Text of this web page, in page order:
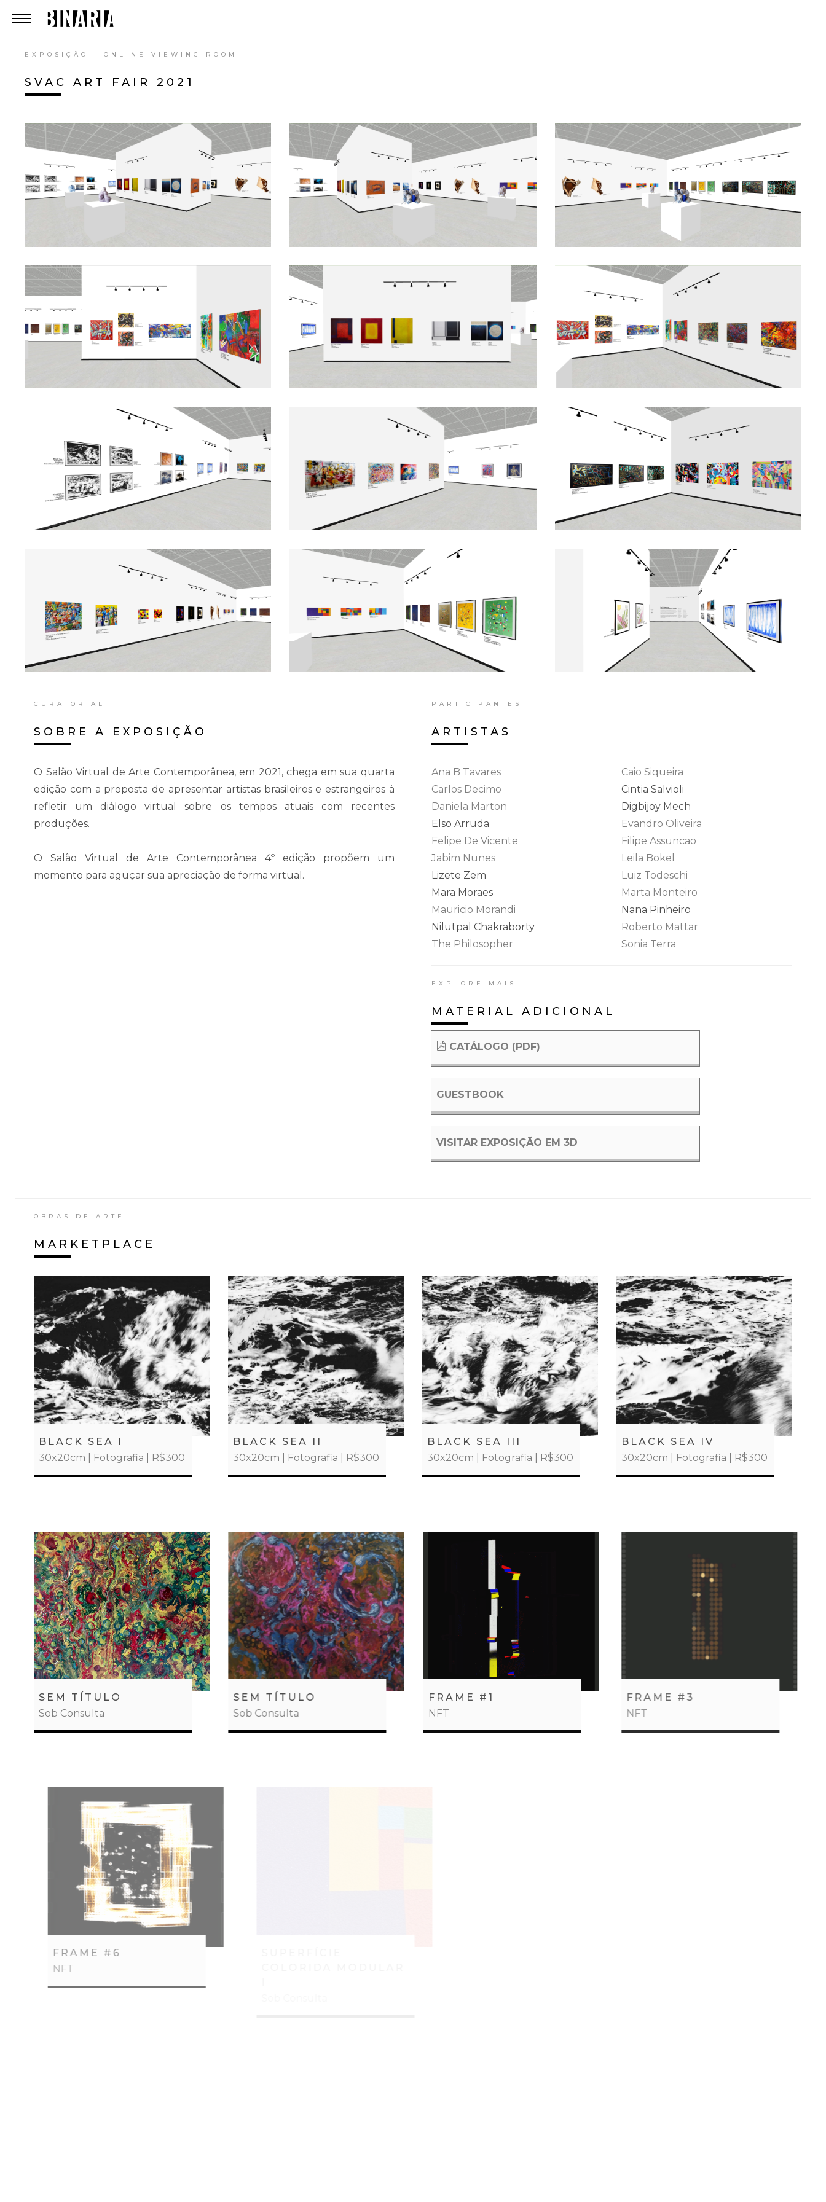
EXPOSIÇÃO - ONLINE VIEWING ROOM
SVAC ART FAIR 2021
CURATORIAL
SOBRE A EXPOSIÇÃO
O Salão Virtual de Arte Contemporânea, em 2021, chega em sua quarta
edição com a proposta de apresentar artistas brasileiros e estrangeiros à
refletir um diálogo virtual sobre os tempos atuais com recentes
produções.
O Salão Virtual de Arte Contemporânea 4º edição propõem um
momento para aguçar sua apreciação de forma virtual.
PARTICIPANTES
ARTISTAS
Ana B Tavares
Caio Siqueira
Carlos Decimo
Cintia Salvioli
Daniela Marton
Digbijoy Mech
Elso Arruda
Evandro Oliveira
Felipe De Vicente
Filipe Assuncao
Jabim Nunes
Leila Bokel
Lizete Zem
Luiz Todeschi
Mara Moraes
Marta Monteiro
Mauricio Morandi
Nana Pinheiro
Nilutpal Chakraborty
Roberto Mattar
The Philosopher
Sonia Terra
EXPLORE MAIS
MATERIAL ADICIONAL
CATÁLOGO (PDF)
GUESTBOOK
VISITAR EXPOSIÇÃO EM 3D
OBRAS DE ARTE
MARKETPLACE
BLACK SEA I
30x20cm | Fotografia | R$300
BLACK SEA II
30x20cm | Fotografia | R$300
BLACK SEA III
30x20cm | Fotografia | R$300
BLACK SEA IV
30x20cm | Fotografia | R$300
SEM TÍTULO
Sob Consulta
SEM TÍTULO
Sob Consulta
FRAME #1
NFT
FRAME #3
NFT
FRAME #6
NFT